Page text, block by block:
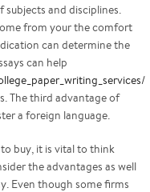
subjects and disciplines.
from your the comfort
can determine the
can help
The third advantage of
a foreign language.
buy, it is vital to think
the advantages as well
Even though some firms